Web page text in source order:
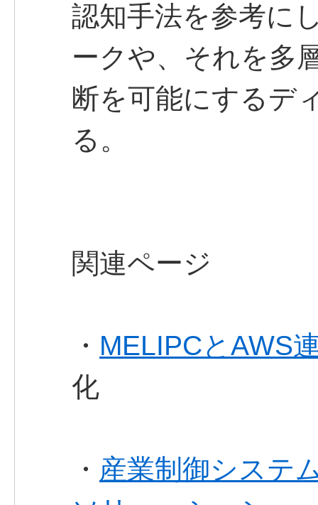
認知手法を参考に
ークや、それを多
断を可能にするデ
る。
関連ページ
・ MELIPCとAWS
化
・ 産業制御システ